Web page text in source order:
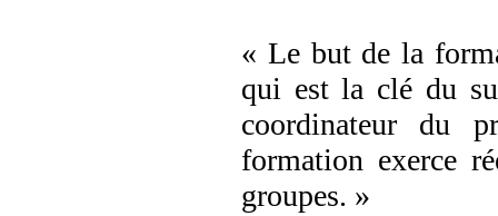
« Le but de la
qui est la clé du
coordinateur du
formation exerce
groupes. »